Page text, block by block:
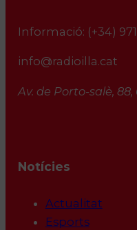
Informació: (+34)
info@radioilla.cat
Av. de Porto-salè,
Notícies
Actualitat
Esports